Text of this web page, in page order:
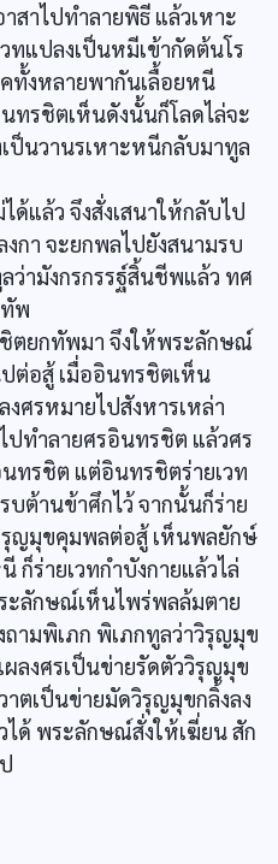
สาไปทำลายพิธี แล้วเหาะ
ทแปลงเป็นหมีเข้ากัดต้นโร
ทั้งหลายพากันเลื้อยหนี
ทรชิตเห็นดังนั้นก็โลดไล่จะ
ป็นวานรเหาะหนีกลับมาทูล
แล้ว จึงสั่งเสนาให้กลับไป
กา จะยกพลไปยังสนามรบ
ามังกรกรรฐ์สิ้นชีพแล้ว ทศ
พ
ตยกทัพมา จึงให้พระลักษณ์
ต่อสู้ เมื่ออินทรชิตเห็น
ศรหมายไปสังหารเหล่า
ปทำลายศรอินทรชิต แล้วศร
ทรชิต แต่อินทรชิตร่ายเวท
ต้านข้าศึกไว้ จากนั้นก็ร่าย
ญมุขคุมพลต่อสู้ เห็นพลยักษ์
ร่ายเวทกำบังกายแล้วไล่
ะลักษณ์เห็นไพร่พลล้มตาย
ามพิเภก พิเภกทูลว่าวิรุญมุข
ลงศรเป็นข่ายรัดตัววิรุญมุข
ตเป็นข่ายมัดวิรุญมุขกลิ้งลง
ด้ พระลักษณ์สั่งให้เฆี่ยน สัก